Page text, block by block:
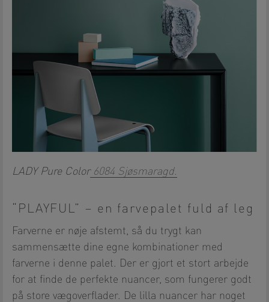
LADY Pure Color6084 Sjøsmaragd.
“PLAYFUL” – en farvepalet fuld af leg
Farverne er nøje afstemt, så du trygt kan
sammensætte dine egne kombinationer med
farverne i denne palet. Der er gjort et stort arbejde
for at finde de perfekte nuancer, som fungerer godt
på store vægoverflader. De lilla nuancer har noget